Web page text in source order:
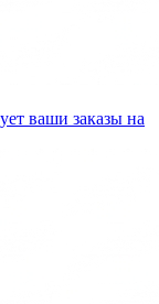
ваши заказы на